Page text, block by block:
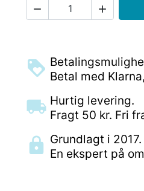
 
Betal med
Hurtig levering.
Fragt 50 kr. Fri
Grundlagt i 2017.
En ekspert på